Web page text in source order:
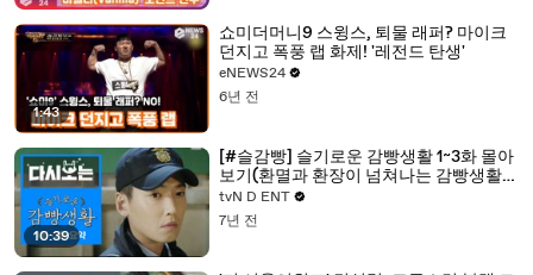
1:43
쇼미더머니9 스윙스, 퇴물 래퍼? 마이크
던지고 폭풍 랩 화제! '레전드 탄생'
eNEWS24
6년 전
10:39
[#슬감빵] 슬기로운 감빵생활 1~3화 몰아
보기(환멸과 환장이 넘쳐나는 감빵생활의
시작) | #다시보는슬기로운감빵생활 |
#Diggle
tvN D ENT
7년 전